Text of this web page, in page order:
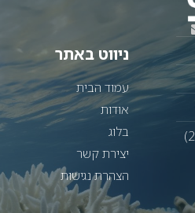
ניווט באתר
עמוד הבית
אודות
בלוג
יצירת קשר
הצהרת נגישות